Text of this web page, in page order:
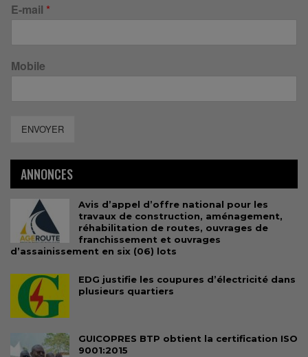
E-mail *
Mobile
ENVOYER
ANNONCES
Avis d’appel d’offre national pour les
travaux de construction, aménagement,
réhabilitation de routes, ouvrages de
franchissement et ouvrages
d’assainissement en six (06) lots
EDG justifie les coupures d’électricité dans
plusieurs quartiers
GUICOPRES BTP obtient la certification ISO
9001:2015